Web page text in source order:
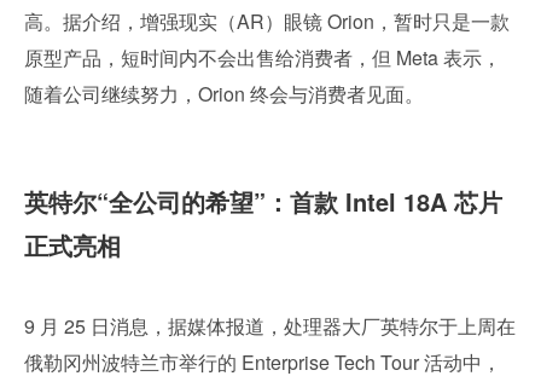
高。据介绍，增强现实（AR）眼镜 Orion，暂时只是一款
原型产品，短时间内不会出售给消费者，但 Meta 表示，
随着公司继续努力，Orion 终会与消费者见面。
英特尔“全公司的希望”：首款 Intel 18A 芯片
正式亮相
9 月 25 日消息，据媒体报道，处理器大厂英特尔于上周在
俄勒冈州波特兰市举行的 Enterprise Tech Tour 活动中，